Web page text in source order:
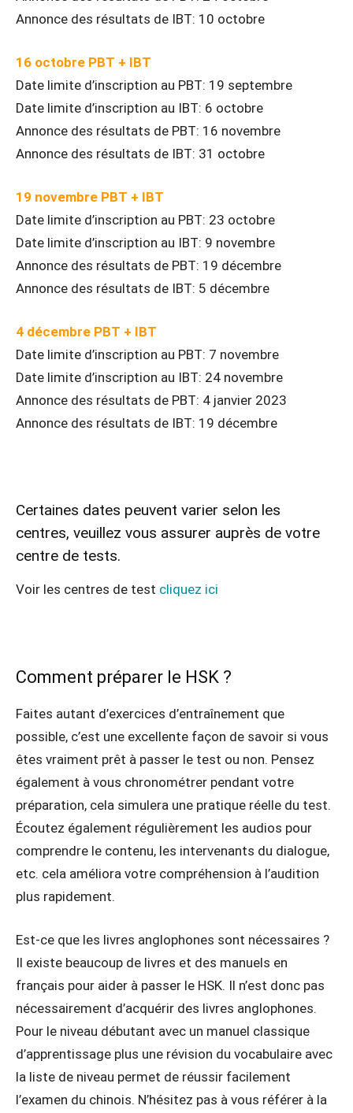
Annonce des résultats de IBT: 10 octobre
16 octobre PBT + IBT
Date limite d’inscription au PBT: 19 septembre
Date limite d’inscription au IBT: 6 octobre
Annonce des résultats de PBT: 16 novembre
Annonce des résultats de IBT: 31 octobre
19 novembre PBT + IBT
Date limite d’inscription au PBT: 23 octobre
Date limite d’inscription au IBT: 9 novembre
Annonce des résultats de PBT: 19 décembre
Annonce des résultats de IBT: 5 décembre
4 décembre PBT + IBT
Date limite d’inscription au PBT: 7 novembre
Date limite d’inscription au IBT: 24 novembre
Annonce des résultats de PBT: 4 janvier 2023
Annonce des résultats de IBT: 19 décembre
Certaines dates peuvent varier selon les
centres, veuillez vous assurer auprès de votre
centre de tests.
Voir les centres de test cliquez ici
Comment préparer le HSK ?
Faites autant d’exercices d’entraînement que
possible, c’est une excellente façon de savoir si vous
êtes vraiment prêt à passer le test ou non. Pensez
également à vous chronométrer pendant votre
préparation, cela simulera une pratique réelle du test.
Écoutez également régulièrement les audios pour
comprendre le contenu, les intervenants du dialogue,
etc. cela améliora votre compréhension à l’audition
plus rapidement.
Est-ce que les livres anglophones sont nécessaires ?
Il existe beaucoup de livres et des manuels en
français pour aider à passer le HSK. Il n’est donc pas
nécessairement d’acquérir des livres anglophones.
Pour le niveau débutant avec un manuel classique
d’apprentissage plus une révision du vocabulaire avec
la liste de niveau permet de réussir facilement
l’examen du chinois. N’hésitez pas à vous référer à la